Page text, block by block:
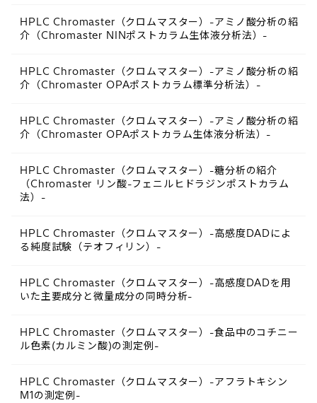
HPLC Chromaster（クロムマスター）-アミノ酸分析の紹
介（Chromaster NINポストカラム生体液分析法）-
HPLC Chromaster（クロムマスター）-アミノ酸分析の紹
介（Chromaster OPAポストカラム標準分析法）-
HPLC Chromaster（クロムマスター）-アミノ酸分析の紹
介（Chromaster OPAポストカラム生体液分析法）-
HPLC Chromaster（クロムマスター）-糖分析の紹介
（Chromaster リン酸-フェニルヒドラジンポストカラム
法）-
HPLC Chromaster（クロムマスター）-高感度DADによ
る純度試験（テオフィリン）-
HPLC Chromaster（クロムマスター）-高感度DADを用
いた主要成分と微量成分の同時分析-
HPLC Chromaster（クロムマスター）-食品中のコチニー
ル色素(カルミン酸)の測定例-
HPLC Chromaster（クロムマスター）-アフラトキシン
M1の測定例-